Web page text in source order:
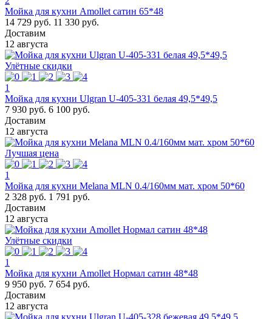
Мойка для кухни Amollet сатин 65*48
14 729 руб. 11 330 руб.
Доставим
12 августа
Улётные скидки
1
Мойка для кухни Ulgran U-405-331 белая 49,5*49,5
7 930 руб. 6 100 руб.
Доставим
12 августа
Лучшая цена
1
Мойка для кухни Melana MLN 0.4/160мм мат. хром 50*60
2 328 руб. 1 791 руб.
Доставим
12 августа
Улётные скидки
1
Мойка для кухни Amollet Нормал сатин 48*48
9 950 руб. 7 654 руб.
Доставим
12 августа